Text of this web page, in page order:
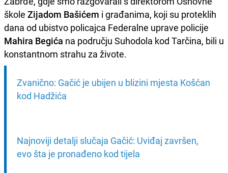
škole Zijadom Bašićem i građanima, koji su proteklih
dana od ubistvo policajca Federalne uprave policije
Mahira Begića na području Suhodola kod Tarčina, bili u
konstantnom strahu za živote.
Zvanično: Gačić je ubijen u blizini mjesta Košćan
kod Hadžića
Najnoviji detalji slučaja Gačić: Uviđaj završen,
evo šta je pronađeno kod tijela